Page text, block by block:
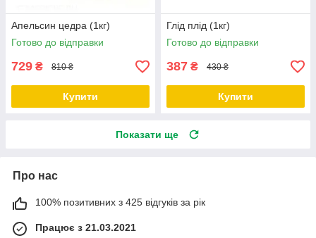
Апельсин цедра (1кг)
Готово до відправки
729 ₴ 810 ₴
Купити
Глід плід (1кг)
Готово до відправки
387 ₴ 430 ₴
Купити
Показати ще
Про нас
100% позитивних з 425 відгуків за рік
Працює з 21.03.2021